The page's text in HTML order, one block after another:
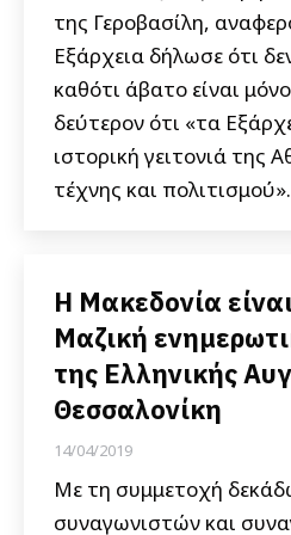
της Γεροβασίλη,
Εξάρχεια δήλωσε ότι
καθότι άβατο είναι
δεύτερον ότι «τα
ιστορική γειτονιά της
τέχνης και πολιτισμού».
Η Μακεδονία
Μαζική
της Ελληνικής
Θεσσαλονίκη
14/04/2019
Με τη συμμετοχή
συναγωνιστών και